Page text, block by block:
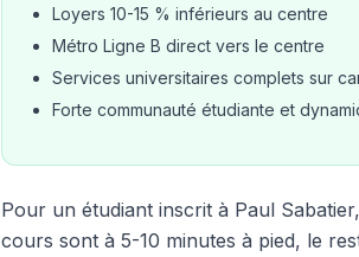
Loyers 10-15 % inférieurs au centre
Métro Ligne B direct vers le centre
Services universitaires complets sur
Forte communauté étudiante et
Pour un étudiant inscrit à Paul
cours sont à 5-10 minutes à pied, le